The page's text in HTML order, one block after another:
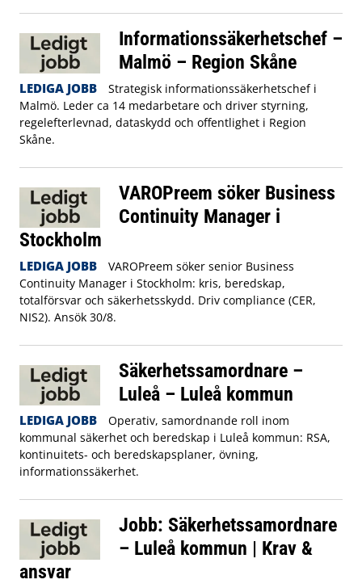
Informationssäkerhetschef –
Malmö – Region Skåne
LEDIGA JOBB
Strategisk informationssäkerhetschef i
Malmö. Leder ca 14 medarbetare och driver styrning,
regelefterlevnad, dataskydd och offentlighet i Region
Skåne.
VAROPreem söker Business
Continuity Manager i
Stockholm
LEDIGA JOBB
VAROPreem söker senior Business
Continuity Manager i Stockholm: kris, beredskap,
totalförsvar och säkerhetsskydd. Driv compliance (CER,
NIS2). Ansök 30/8.
Säkerhetssamordnare –
Luleå – Luleå kommun
LEDIGA JOBB
Operativ, samordnande roll inom
kommunal säkerhet och beredskap i Luleå kommun: RSA,
kontinuitets- och beredskapsplaner, övning,
informationssäkerhet.
Jobb: Säkerhetssamordnare
– Luleå kommun | Krav &
ansvar